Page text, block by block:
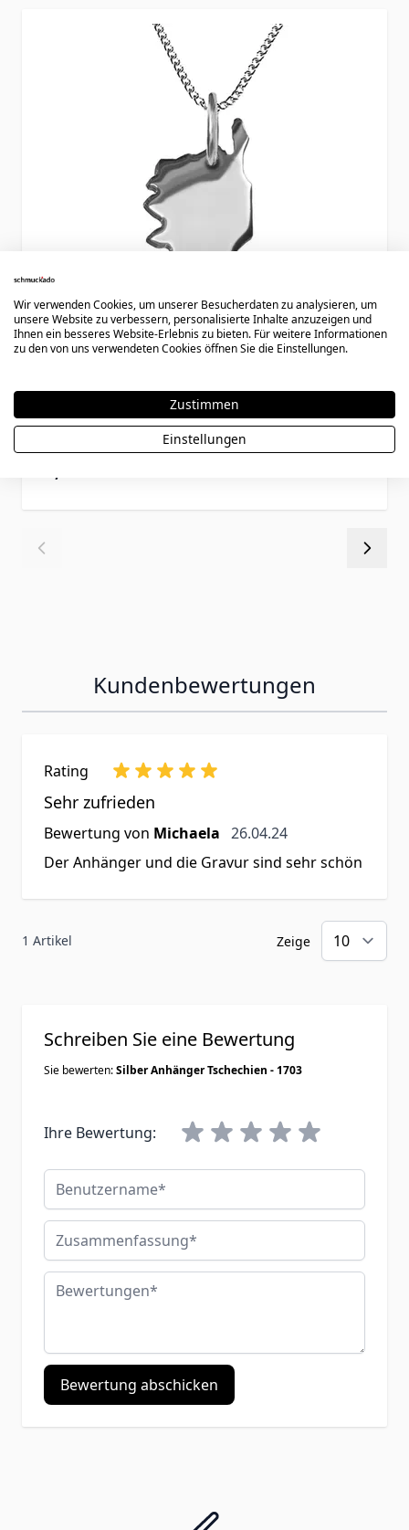
Gravur - 2069
Kundenbewertungen
Rating
Sehr zufrieden
Bewertung von Michaela 26. April 2024
26.04.24
Der Anhänger und die Gravur sind sehr schön
1 Artikel Zeige
Schreiben Sie eine Bewertung
Sie bewerten:Silber Anhänger Tschechien - 1703
Ihre Bewertung:
Benutzername
Zusammenfassung
Bewertungen
Bewertung abschicken
Wir verwenden Cookies, um unserer Besucherdaten zu analysieren, um
unsere Website zu verbessern, personalisierte Inhalte anzuzeigen und
Ihnen ein besseres Website-Erlebnis zu bieten. Für weitere Informationen
zu den von uns verwendeten Cookies öffnen Sie die Einstellungen.
Zustimmen
Einstellungen